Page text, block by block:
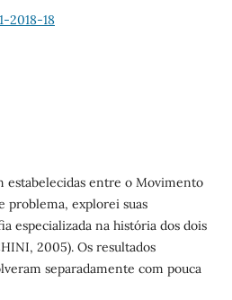
2018-18
estabelecidas entre o Movimento
problema, explorei suas
especializada na história dos dois
2005). Os resultados
separadamente com pouca